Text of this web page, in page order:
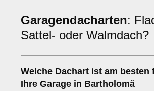
Garagendacharten:
Sattel- oder Walmdach?
Welche Dachart ist am besten
Ihre Garage in Bartholomä